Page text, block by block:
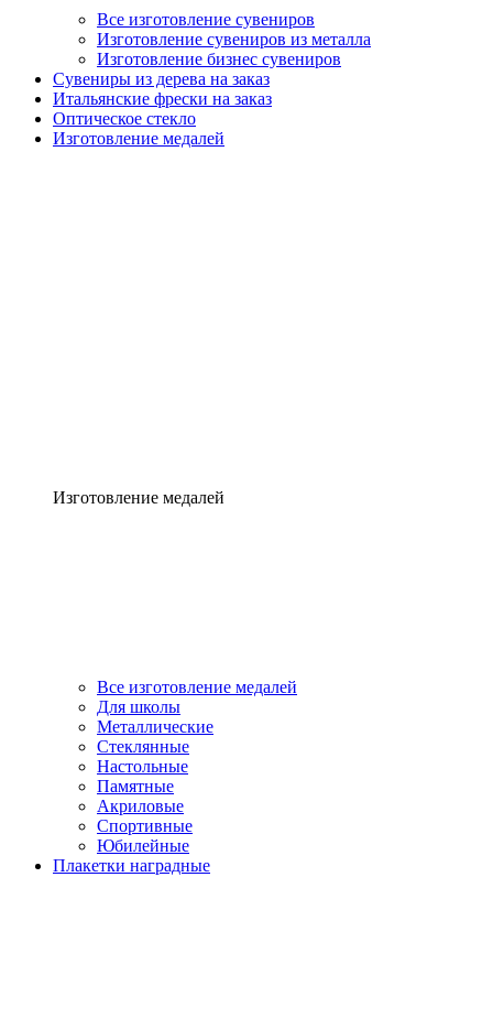
Все изготовление сувениров
Изготовление сувениров из металла
Изготовление бизнес сувениров
Сувениры из дерева на заказ
Итальянские фрески на заказ
Оптическое стекло
Изготовление медалей
Изготовление медалей
Все изготовление медалей
Для школы
Металлические
Стеклянные
Настольные
Памятные
Акриловые
Спортивные
Юбилейные
Плакетки наградные